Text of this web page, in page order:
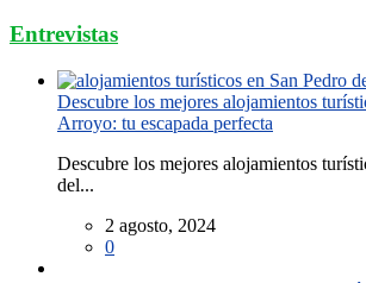
Entrevistas
Descubre los mejores alojamientos
Arroyo: tu escapada perfecta
Descubre los mejores alojamientos
del...
2 agosto, 2024
0